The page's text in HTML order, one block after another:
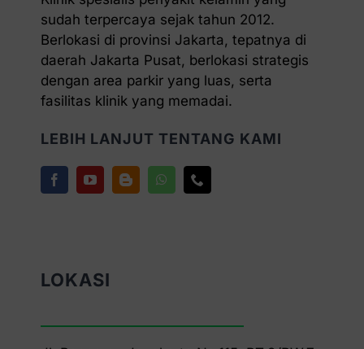
sudah terpercaya sejak tahun 2012.
Berlokasi di provinsi Jakarta, tepatnya di
daerah Jakarta Pusat, berlokasi strategis
dengan area parkir yang luas, serta
fasilitas klinik yang memadai.
LEBIH LANJUT TENTANG KAMI
LOKASI